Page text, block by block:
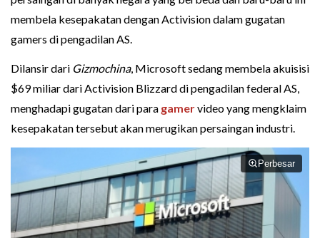
membela kesepakatan dengan Activision dalam gugatan
gamers di pengadilan AS.
Dilansir dari Gizmochina, Microsoft sedang membela akuisisi
$69 miliar dari Activision Blizzard di pengadilan federal AS,
menghadapi gugatan dari para gamervideo yang mengklaim
kesepakatan tersebut akan merugikan persaingan industri.
Perbesar